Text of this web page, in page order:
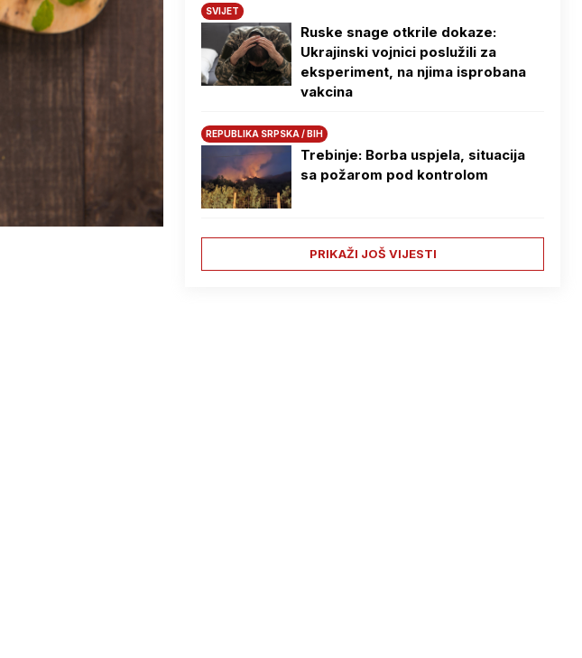
SVIJET
Ruske snage otkrile dokaze:
Ukrajinski vojnici poslužili za
eksperiment, na njima isprobana
vakcina
REPUBLIKA SRPSKA / BIH
Trebinje: Borba uspjela, situacija
sa požarom pod kontrolom
PRIKAŽI JOŠ VIJESTI